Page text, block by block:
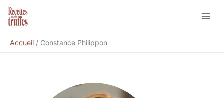
Aller
Accueil
Constance Philippon